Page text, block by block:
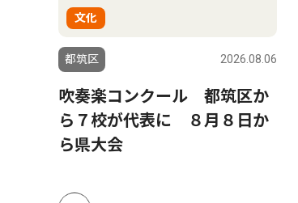
文化
都筑区 2026.08.06
吹奏楽コンクール 都筑区か
ら７校が代表に ８月８日か
ら県大会